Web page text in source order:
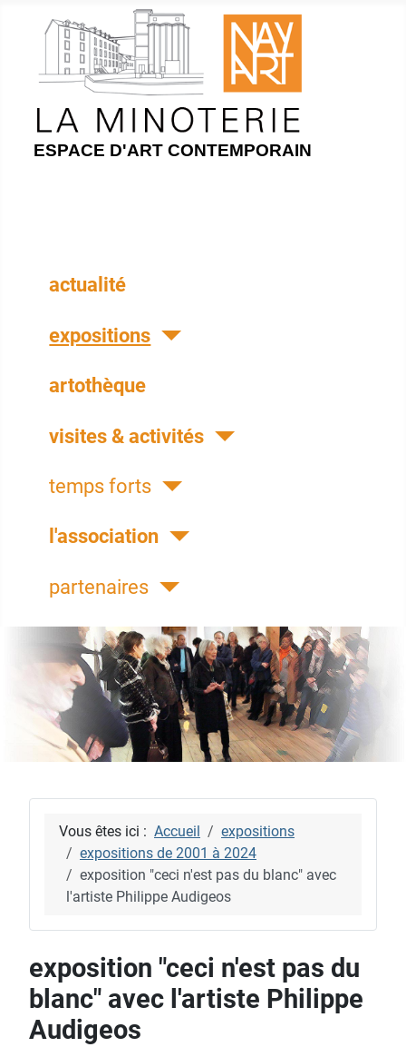
ESPACE D'ART CONTEMPORAIN
actualité
expositions
artothèque
visites & activités
temps forts
l'association
partenaires
Vous êtes ici : Accueil
expositions
expositions de 2001 à 2024
exposition "ceci n'est pas du blanc" avec
l'artiste Philippe Audigeos
exposition "ceci n'est pas du
blanc" avec l'artiste Philippe
Audigeos